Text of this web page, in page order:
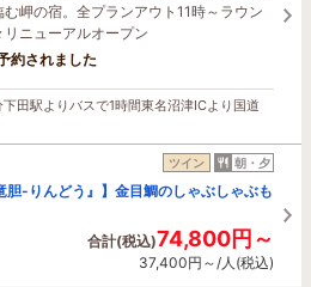
岬の宿。全プランアウト11時～ラウン
リニューアルオープン
見ています
約されました
田駅よりバスで1時間東名沼津ICより国道
ツイン 朝・夕
-りんどう』】金目鯛のしゃぶしゃぶも
合計(税込)74,800円～
37,400円～/人(税込)